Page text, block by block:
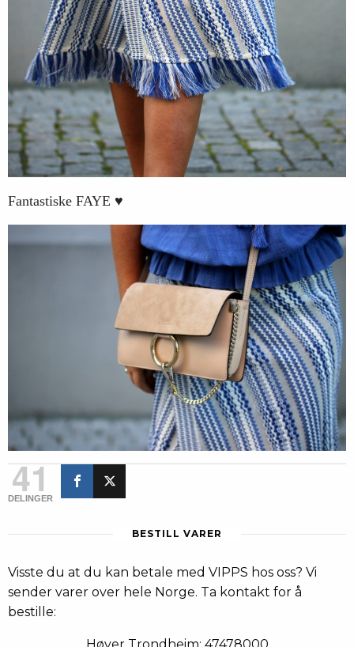
Fantastiske FAYE ♥
41
DELINGER
BESTILL VARER
Visste du at du kan betale med VIPPS hos oss? Vi
sender varer over hele Norge. Ta kontakt for å
bestille:
Høyer Trondheim: 47478000